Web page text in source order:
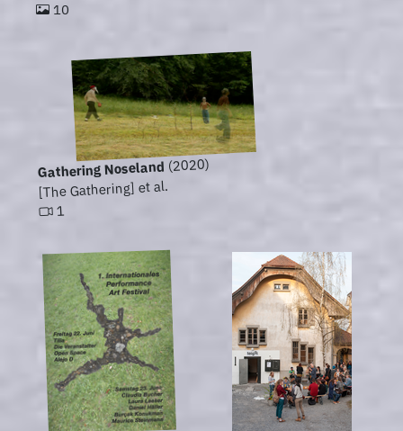
10
Gathering Noseland (2020)
[The Gathering] et al.
1